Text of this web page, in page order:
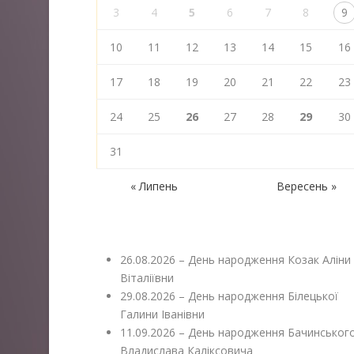
3 4 5 6 7 8 9
10 11 12 13 14 15 16
17 18 19 20 21 22 23
24 25 26 27 28 29 30
31
« Липень Вересень »
26.08.2026 – День народження Козак Аліни
Віталіївни
29.08.2026 – День народження Білецької
Галини Іванівни
11.09.2026 – День народження
Владислава Каліксовича